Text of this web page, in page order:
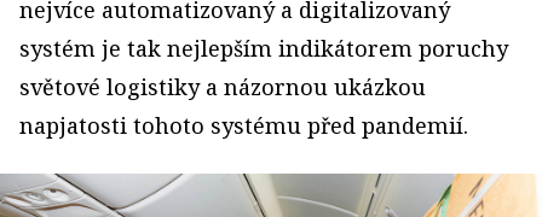
nejvíce automatizovaný a digitalizovaný
systém je tak nejlepším indikátorem poruchy
světové logistiky a názornou ukázkou
napjatosti tohoto systému před pandemií.